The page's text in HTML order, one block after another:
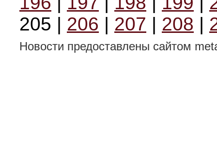
205 | 206 | 207 | 208 |
Новости предоставлены сайтом